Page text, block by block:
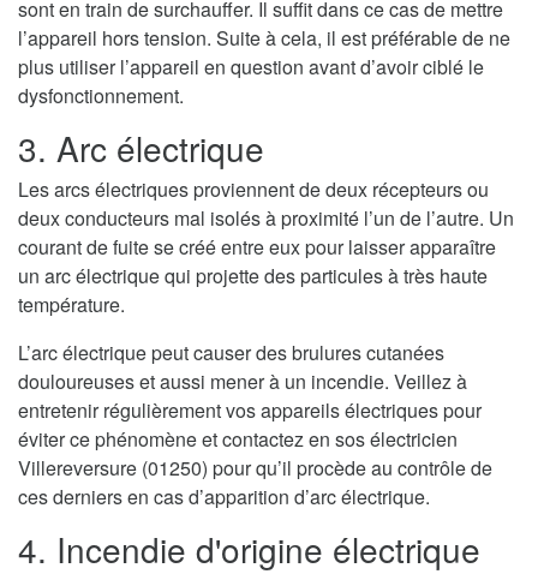
sont en train de surchauffer. Il suffit dans ce cas de mettre
l’appareil hors tension. Suite à cela, il est préférable de ne
plus utiliser l’appareil en question avant d’avoir ciblé le
dysfonctionnement.
3. Arc électrique
Les arcs électriques proviennent de deux récepteurs ou
deux conducteurs mal isolés à proximité l’un de l’autre. Un
courant de fuite se créé entre eux pour laisser apparaître
un arc électrique qui projette des particules à très haute
température.
L’arc électrique peut causer des brulures cutanées
douloureuses et aussi mener à un incendie. Veillez à
entretenir régulièrement vos appareils électriques pour
éviter ce phénomène et contactez en sos électricien
Villereversure (01250) pour qu’il procède au contrôle de
ces derniers en cas d’apparition d’arc électrique.
4. Incendie d'origine électrique